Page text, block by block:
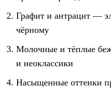
Графит и антрацит —
чёрному
Молочные и тёплые
и неоклассики
Насыщенные оттенки